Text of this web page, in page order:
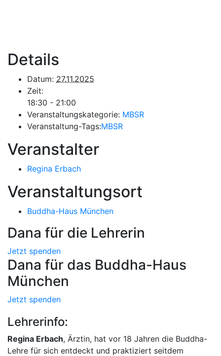
Details
Datum: 27.11.2025
Zeit:
18:30 - 21:00
Veranstaltungskategorie: MBSR
Veranstaltung-Tags:MBSR
Veranstalter
Regina Erbach
Veranstaltungsort
Buddha-Haus München
Dana für die Lehrerin
Jetzt spenden
Dana für das Buddha-Haus
München
Jetzt spenden
Lehrerinfo:
Regina Erbach, Ärztin, hat vor 18 Jahren die Buddha-
Lehre für sich entdeckt und praktiziert seitdem